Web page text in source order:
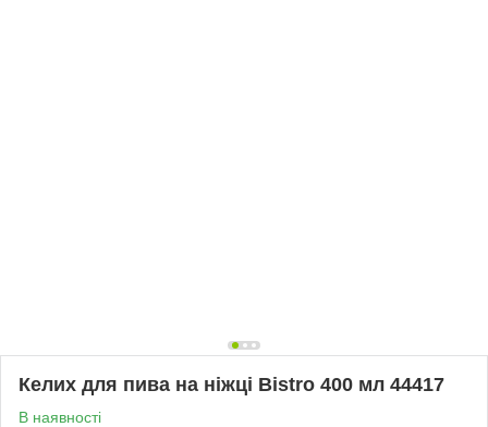
Келих для пива на ніжці Bistro 400 мл 44417
В наявності